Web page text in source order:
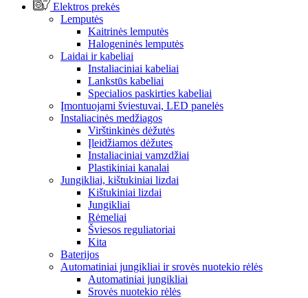
Elektros prekės
Lemputės
Kaitrinės lemputės
Halogeninės lemputės
Laidai ir kabeliai
Instaliaciniai kabeliai
Lankstūs kabeliai
Specialios paskirties kabeliai
Įmontuojami šviestuvai, LED panelės
Instaliacinės medžiagos
Virštinkinės dėžutės
Įleidžiamos dėžutes
Instaliaciniai vamzdžiai
Plastikiniai kanalai
Jungikliai, kištukiniai lizdai
Kištukiniai lizdai
Jungikliai
Rėmeliai
Šviesos reguliatoriai
Kita
Baterijos
Automatiniai jungikliai ir srovės nuotekio rėlės
Automatiniai jungikliai
Srovės nuotekio rėlės